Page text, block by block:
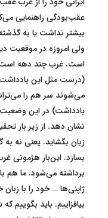
عقب‌بودگی راهنمایی
بیشتر نداشت یا به
ولی امروزه در موقعیت
است. غرب چند دهه است
(درست مثل این
می‌شوند سر هم را
یادداشت) در این
نشان دهد. از زیر بار
زبان بگشاید. یعنی نه به
بسازد. این‌بار هژمونی‌
برداشته می‌شود. ما هم
ژاپنی‌ها … خود را با
بیافزاییم. باید